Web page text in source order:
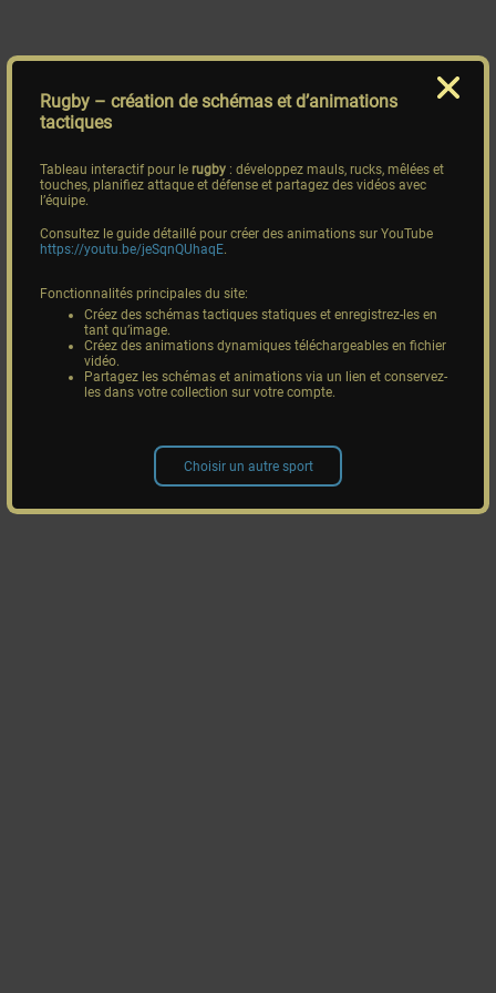
Rugby – création de schémas et d’animations
tactiques
Tableau interactif pour lerugby : développez mauls, rucks, mêlées et
touches, planifiez attaque et défense et partagez des vidéos avec
l’équipe.
Consultez le guide détaillé pour créer des animations sur YouTube
https://youtu.be/jeSqnQUhaqE.
Fonctionnalités principales du site:
Créez des schémas tactiques statiques et enregistrez-les en
tant qu’image.
Créez des animations dynamiques téléchargeables en fichier
vidéo.
Partagez les schémas et animations via un lien et conservez-
les dans votre collection sur votre compte.
Choisir un autre sport